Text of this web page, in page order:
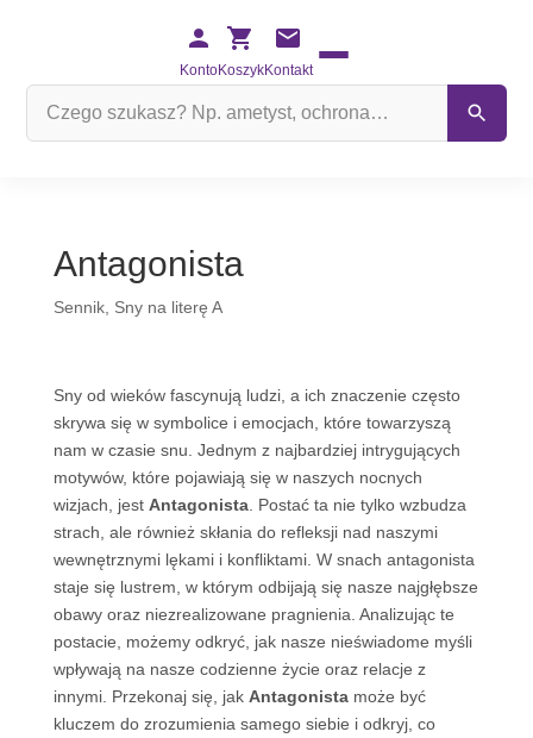
KontoKoszykKontakt
Antagonista
Sennik, Sny na literę A
Sny od wieków fascynują ludzi, a ich znaczenie często
skrywa się w symbolice i emocjach, które towarzyszą
nam w czasie snu. Jednym z najbardziej intrygujących
motywów, które pojawiają się w naszych nocnych
wizjach, jest Antagonista. Postać ta nie tylko wzbudza
strach, ale również skłania do refleksji nad naszymi
wewnętrznymi lękami i konfliktami. W snach antagonista
staje się lustrem, w którym odbijają się nasze najgłębsze
obawy oraz niezrealizowane pragnienia. Analizując te
postacie, możemy odkryć, jak nasze nieświadome myśli
wpływają na nasze codzienne życie oraz relacje z
innymi. Przekonaj się, jak Antagonistamoże być
kluczem do zrozumienia samego siebie i odkryj, co